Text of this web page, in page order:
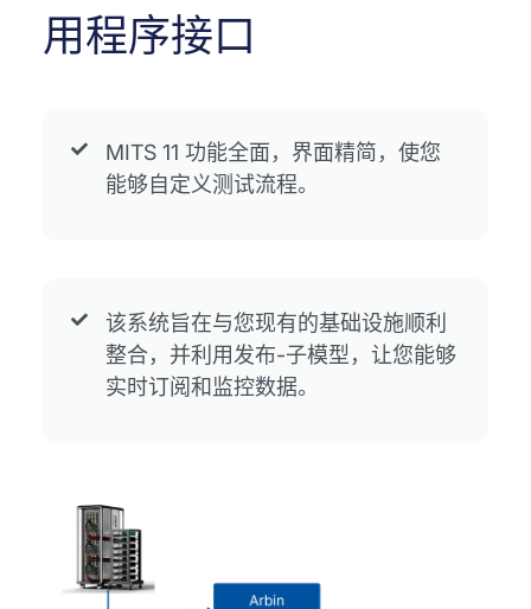
用程序接口
MITS 11 功能全面，界面精简，使您
能够自定义测试流程。
该系统旨在与您现有的基础设施顺利
整合，并利用发布-子模型，让您能够
实时订阅和监控数据。